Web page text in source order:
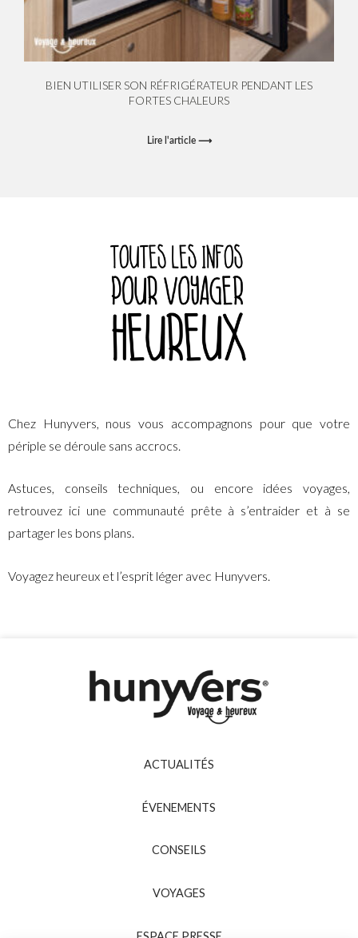
BIEN UTILISER SON RÉFRIGÉRATEUR PENDANT LES
FORTES CHALEURS
Lire l'article ⟶
Chez Hunyvers, nous vous accompagnons pour que votre
périple se déroule sans accrocs.
Astuces, conseils techniques, ou encore idées voyages,
retrouvez ici une communauté prête à s’entraider et à se
partager les bons plans.
Voyagez heureux et l’esprit léger avec Hunyvers.
ACTUALITÉS
ÉVENEMENTS
CONSEILS
VOYAGES